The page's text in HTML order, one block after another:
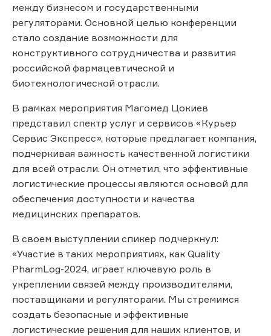
между бизнесом и государственными
регуляторами. Основной целью конференции
стало создание возможности для
конструктивного сотрудничества и развития
российской фармацевтической и
биотехнологической отрасли.
В рамках мероприятия Магомед Цокиев
представил спектр услуг и сервисов «Курьер
Сервис Экспресс», которые предлагает компания,
подчеркивая важность качественной логистики
для всей отрасли. Он отметил, что эффективные
логистические процессы являются основой для
обеспечения доступности и качества
медицинских препаратов.
В своем выступлении спикер подчеркнул:
«Участие в таких мероприятиях, как Quality
PharmLog-2024, играет ключевую роль в
укреплении связей между производителями,
поставщиками и регуляторами. Мы стремимся
создать безопасные и эффективные
логистические решения для наших клиентов, и